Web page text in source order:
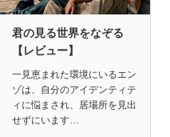
君の見る世界をなぞる
【レビュー】
一見恵まれた環境にいるエン
ゾは、自分のアイデンティテ
ィに悩まされ、居場所を見出
せずにいます…